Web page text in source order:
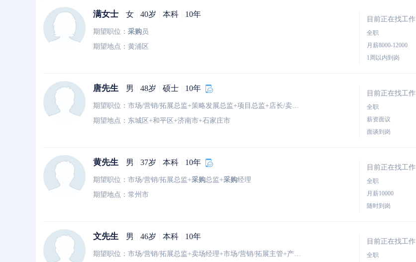
满女士 女 40岁 本科 10年
期望职位： 采购员
期望地点：黄浦区
目前正在找工作
全职
月薪8000-12000
1周以内到岗
唐先生 男 48岁 硕士 10年
期望职位：市场/营销/拓展总监+策略发展总监+项目总监+店长/卖场经理/楼面管理+
总监
期望地点：东城区+和平区+济南市+石家庄市
目前正在找工作
全职
薪资面议
面谈到岗
黄先生 男 37岁 本科 10年
期望职位：市场/营销/拓展总监+采购总监+采购经理
期望地点：常州市
目前正在找工作
全职
月薪10000
随时到岗
文先生 男 46岁 本科 10年
期望职位：市场/营销/拓展总监+卖场经理+市场/营销/拓展主管+产品/品牌经理+
目前正在找工作
全职